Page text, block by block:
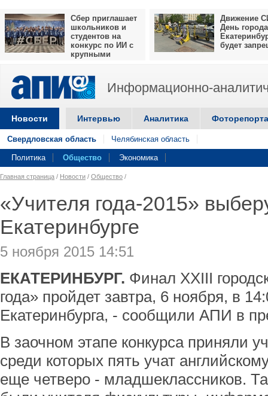
Сбер приглашает
школьников и
студентов на
конкурс по ИИ с
крупными
Движение
День города
будет
Информационно-
Новости Интервью Аналитика
Свердловская область Челябинская область
Политика Общество Экономика
Главная страница / Новости / Общество /
«Учителя года-2015»
Екатеринбурге
5 ноября 2015 14:51
ЕКАТЕРИНБУРГ. Финал XXIII
года» пройдет завтра, 6 ноября, в
Екатеринбурга, - сообщили АПИ в
В заочном этапе конкурса приняли
среди которых пять учат
еще четверо - младшеклассников.